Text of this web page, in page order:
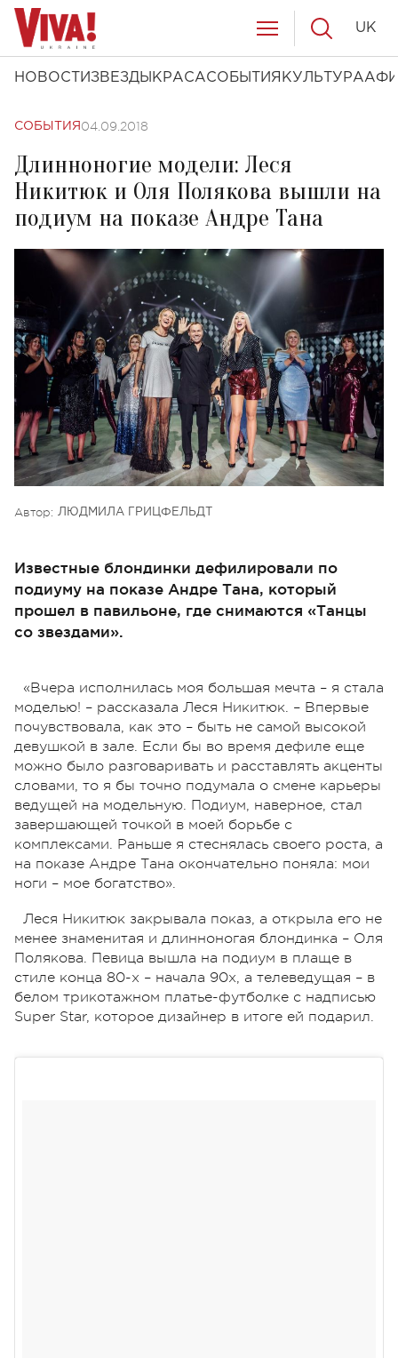
НОВОСТИ ЗВЕЗДЫ КРАСАСОБЫТИЯ КУЛЬТУРА
UK
СОБЫТИЯ 04.09.2018
Длинноногие модели: Леся
Никитюк и Оля Полякова вышли на
подиум на показе Андре Тана
Автор: ЛЮДМИЛА ГРИЦФЕЛЬДТ
Известные блондинки дефилировали по
подиуму на показе Андре Тана, который
прошел в павильоне, где снимаются «Танцы
со звездами».
«Вчера исполнилась моя большая мечта – я стала
моделью! – рассказала Леся Никитюк. – Впервые
почувствовала, как это – быть не самой высокой
девушкой в зале. Если бы во время дефиле еще
можно было разговаривать и расставлять акценты
словами, то я бы точно подумала о смене карьеры
ведущей на модельную. Подиум, наверное, стал
завершающей точкой в моей борьбе с
комплексами. Раньше я стеснялась своего роста, а
на показе Андре Тана окончательно поняла: мои
ноги – мое богатство».
Леся Никитюк закрывала показ, а открыла его не
менее знаменитая и длинноногая блондинка – Оля
Полякова. Певица вышла на подиум в плаще в
стиле конца 80-х – начала 90х, а телеведущая – в
белом трикотажном платье-футболке с надписью
Super Star, которое дизайнер в итоге ей подарил.